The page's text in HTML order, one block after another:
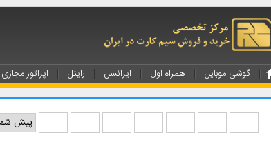
گوشی موبایل همراه اول ایرانسل رایتل اپراتور مجازی